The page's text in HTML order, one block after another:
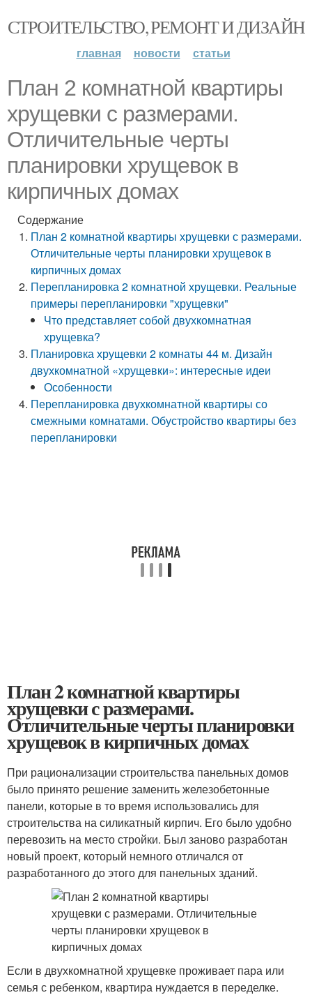
СТРОИТЕЛЬСТВО, РЕМОНТ И ДИЗАЙН
главная новости статьи
План 2 комнатной квартиры
хрущевки с размерами.
Отличительные черты
планировки хрущевок в
кирпичных домах
Содержание
План 2 комнатной квартиры хрущевки с размерами.
Отличительные черты планировки хрущевок в
кирпичных домах
Перепланировка 2 комнатной хрущевки. Реальные
примеры перепланировки "хрущевки"
Что представляет собой двухкомнатная
хрущевка?
Планировка хрущевки 2 комнаты 44 м. Дизайн
двухкомнатной «хрущевки»: интересные идеи
Особенности
Перепланировка двухкомнатной квартиры со
смежными комнатами. Обустройство квартиры без
перепланировки
План 2 комнатной квартиры
хрущевки с размерами.
Отличительные черты планировки
хрущевок в кирпичных домах
При рационализации строительства панельных домов
было принято решение заменить железобетонные
панели, которые в то время использовались для
строительства на силикатный кирпич. Его было удобно
перевозить на место стройки. Был заново разработан
новый проект, который немного отличался от
разработанного до этого для панельных зданий.
Если в двухкомнатной хрущевке проживает пара или
семья с ребенком, квартира нуждается в переделке.